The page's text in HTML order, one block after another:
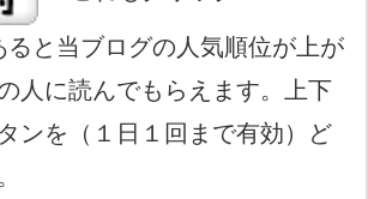
ると当ブログの人気順位が上が
人に読んでもらえます。上下
ンを（１日１回まで有効）ど